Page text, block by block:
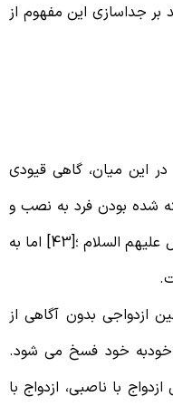
جداسازی این مفهوم از
حرام است؛[41] البته در این میان، گاهی قیودی
شده بودن فرد به نصب و
دشمنی[42] یا اظهار عداوت با آل رسول علیهم السلام ؛[43] اما به
بدون آگاهی از
خود فسخ می شود.
با ناصبی، ازدواج با